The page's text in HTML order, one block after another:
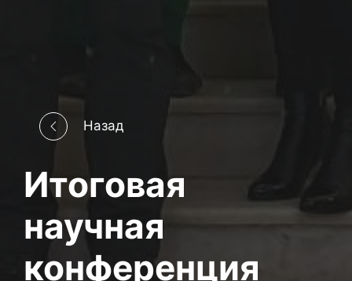
Назад
Итоговая
научная
конференция